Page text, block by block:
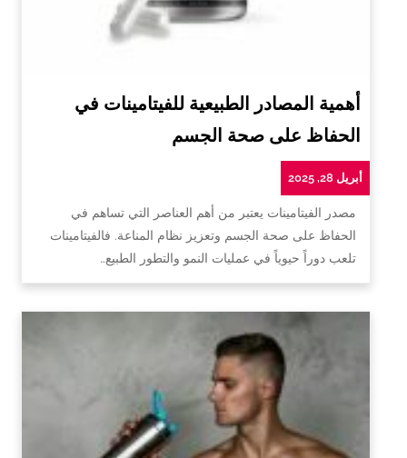
أهمية المصادر الطبيعية للفيتامينات في
الحفاظ على صحة الجسم
أبريل 28, 2025
مصدر الفيتامينات يعتبر من أهم العناصر التي تساهم في
الحفاظ على صحة الجسم وتعزيز نظام المناعة. فالفيتامينات
تلعب دوراً حيوياً في عمليات النمو والتطور الطبيع…